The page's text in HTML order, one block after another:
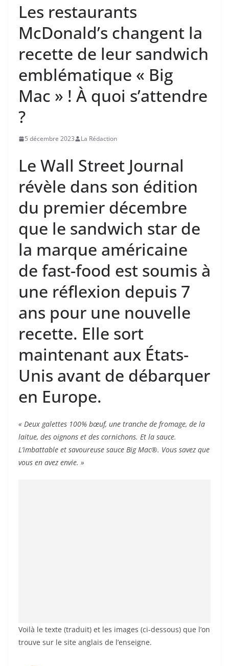
Les restaurants
McDonald’s changent la
recette de leur sandwich
emblématique « Big
Mac » ! À quoi s’attendre
?
5 décembre 2023 La Rédaction
Le Wall Street Journal
révèle dans son édition
du premier décembre
que le sandwich star de
la marque américaine
de fast-food est soumis à
une réflexion depuis 7
ans pour une nouvelle
recette. Elle sort
maintenant aux États-
Unis avant de débarquer
en Europe.
« Deux galettes 100% bœuf, une tranche de fromage, de la
laitue, des oignons et des cornichons. Et la sauce.
L’imbattable et savoureuse sauce Big Mac®. Vous savez que
vous en avez envie. »
Voilà le texte (traduit) et les images (ci-dessous) que l’on
trouve sur le site anglais de l’enseigne.